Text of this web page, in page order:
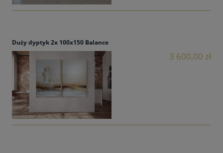
Duży dyptyk 2x 100x150 Balance
3 600,00 zł